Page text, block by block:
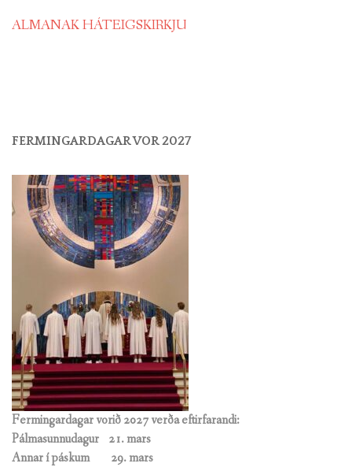
ALMANAK HÁTEIGSKIRKJU
FERMINGARDAGAR VOR 2027
Fermingardagar vorið 2027 verða eftirfarandi:
Pálmasunnudagur 21. mars
Annar í páskum 29. mars